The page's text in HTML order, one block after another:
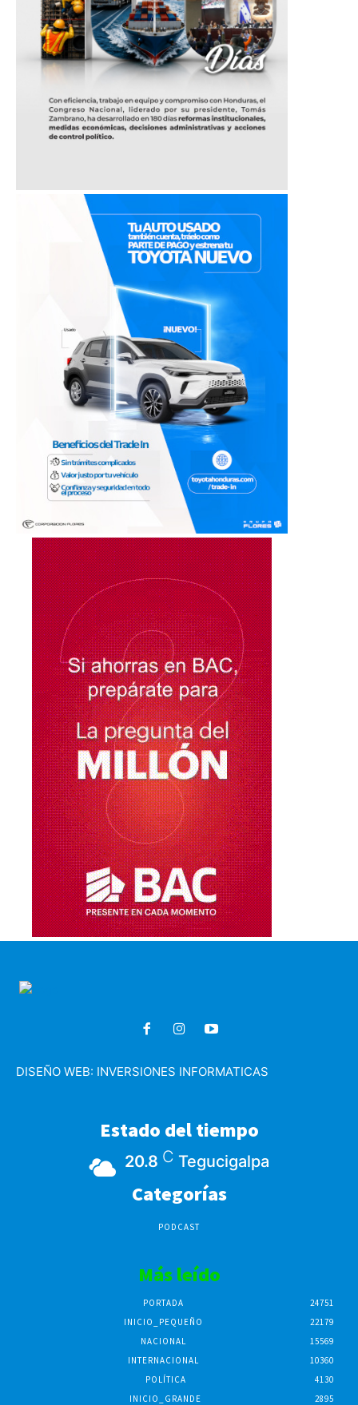
DISEÑO WEB: INVERSIONES INFORMATICAS
Estado del tiempo
20.8 C Tegucigalpa
Categorías
PODCAST
Más leído
PORTADA
24751
INICIO_PEQUEÑO
22179
NACIONAL
15569
INTERNACIONAL
10360
POLÍTICA
4130
INICIO_GRANDE
2895